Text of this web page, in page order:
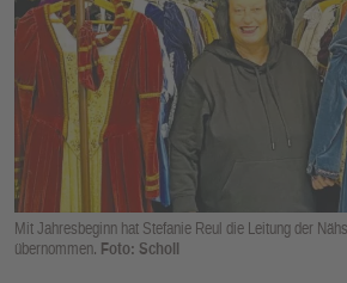
Mit Jahresbeginn hat Stefanie Reul die Leitung der
übernommen. Foto: Scholl
TI
O
N